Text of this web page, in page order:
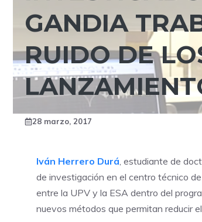
GANDIA
RUIDO DE
28 marzo, 2017
Iván Herrero Durá, estudiante de
de investigación en el centro técnico
entre la UPV y la ESA dentro del
nuevos métodos que permitan reducir